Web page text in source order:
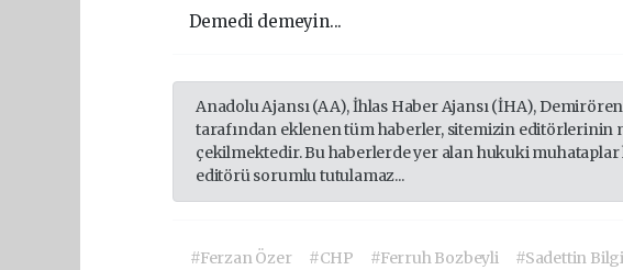
Demedi demeyin...
Anadolu Ajansı (AA), İhlas Haber Ajansı (İHA),
tarafından eklenen tüm haberler, sitemizin editörlerinin
çekilmektedir. Bu haberlerde yer alan hukuki
editörü sorumlu tutulamaz...
#Ferzan Özer #CHP #Ferruh Bozbeyli #Sadettin